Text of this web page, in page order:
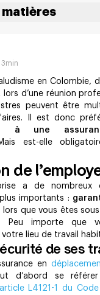
3min
en Colombie,
lors d’une réunion
peuvent être
Il est donc
à une
est-elle
de
a de nombreux
plus importants :
lors que vous êtes
Peu importe que
lieu de travail
de ses
en
d’abord se
article L4121-1 du
matières